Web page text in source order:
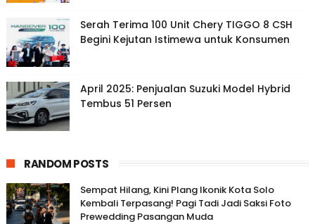
Serah Terima 100 Unit Chery TIGGO 8 CSH
Begini Kejutan Istimewa untuk Konsumen
April 2025: Penjualan Suzuki Model Hybrid
Tembus 51 Persen
RANDOM POSTS
Sempat Hilang, Kini Plang Ikonik Kota Solo
Kembali Terpasang! Pagi Tadi Jadi Saksi Foto
Prewedding Pasangan Muda